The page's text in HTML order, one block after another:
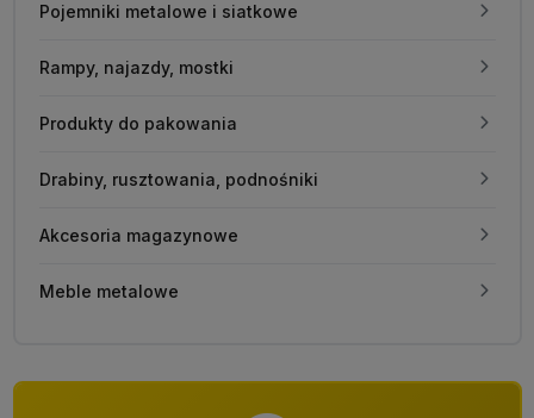
Pojemniki metalowe i siatkowe
Rampy, najazdy, mostki
Produkty do pakowania
Drabiny, rusztowania, podnośniki
Akcesoria magazynowe
Meble metalowe